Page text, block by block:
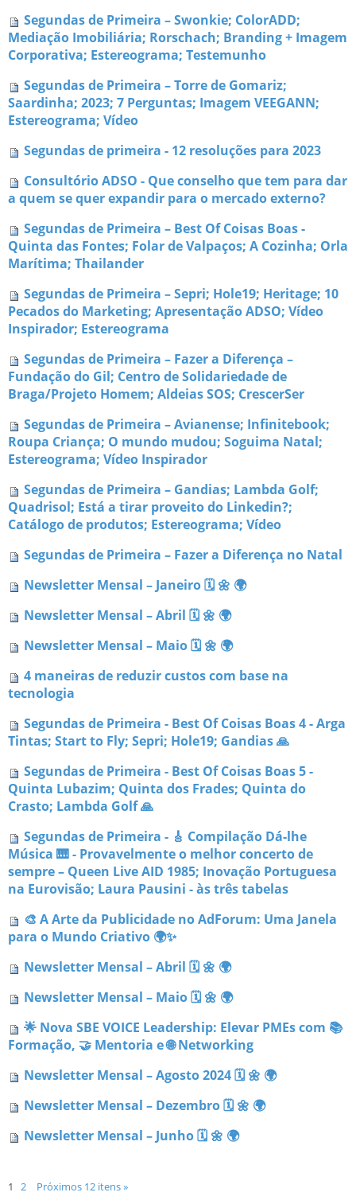
Segundas de Primeira – Swonkie; ColorADD;
Mediação Imobiliária; Rorschach; Branding + Imagem
Corporativa; Estereograma; Testemunho
Segundas de Primeira – Torre de Gomariz;
Saardinha; 2023; 7 Perguntas; Imagem VEEGANN;
Estereograma; Vídeo
Segundas de primeira - 12 resoluções para 2023
Consultório ADSO - Que conselho que tem para dar
a quem se quer expandir para o mercado externo?
Segundas de Primeira – Best Of Coisas Boas -
Quinta das Fontes; Folar de Valpaços; A Cozinha; Orla
Marítima; Thailander
Segundas de Primeira – Sepri; Hole19; Heritage; 10
Pecados do Marketing; Apresentação ADSO; Vídeo
Inspirador; Estereograma
Segundas de Primeira – Fazer a Diferença –
Fundação do Gil; Centro de Solidariedade de
Braga/Projeto Homem; Aldeias SOS; CrescerSer
Segundas de Primeira – Avianense; Infinitebook;
Roupa Criança; O mundo mudou; Soguima Natal;
Estereograma; Vídeo Inspirador
Segundas de Primeira – Gandias; Lambda Golf;
Quadrisol; Está a tirar proveito do Linkedin?;
Catálogo de produtos; Estereograma; Vídeo
Segundas de Primeira – Fazer a Diferença no Natal
Newsletter Mensal – Janeiro 🗓 🌼 🌍
Newsletter Mensal – Abril 🗓 🌼 🌍
Newsletter Mensal – Maio 🗓 🌼 🌍
4 maneiras de reduzir custos com base na
tecnologia
Segundas de Primeira - Best Of Coisas Boas 4 - Arga
Tintas; Start to Fly; Sepri; Hole19; Gandias 🙏
Segundas de Primeira - Best Of Coisas Boas 5 -
Quinta Lubazim; Quinta dos Frades; Quinta do
Crasto; Lambda Golf 🙏
Segundas de Primeira - 🎸 Compilação Dá-lhe
Música 🎹 - Provavelmente o melhor concerto de
sempre – Queen Live AID 1985; Inovação Portuguesa
na Eurovisão; Laura Pausini - às três tabelas
🎨 A Arte da Publicidade no AdForum: Uma Janela
para o Mundo Criativo 🌍✨
Newsletter Mensal – Abril 🗓 🌼 🌍
Newsletter Mensal – Maio 🗓 🌼 🌍
🌟 Nova SBE VOICE Leadership: Elevar PMEs com 📚
Formação, 🤝 Mentoria e 🌐 Networking
Newsletter Mensal – Agosto 2024 🗓 🌼 🌍
Newsletter Mensal – Dezembro 🗓 🌼 🌍
Newsletter Mensal – Junho 🗓 🌼 🌍
Próximos 12 itens »
1 2